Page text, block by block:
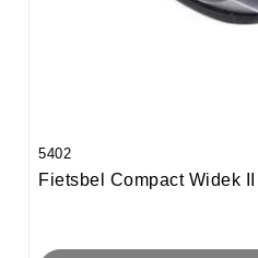
5402
Fietsbel Compact Widek